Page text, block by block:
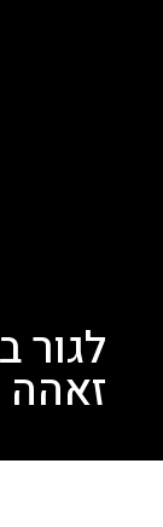
לגור
זאהה